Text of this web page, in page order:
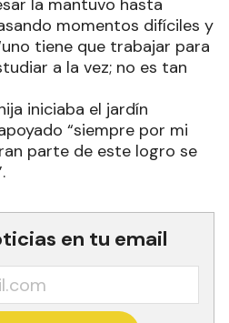
la mantuvo hasta
momentos difíciles y
tiene que trabajar para
a la vez; no es tan
iniciaba el jardín
“siempre por mi
parte de este logro se
en tu email